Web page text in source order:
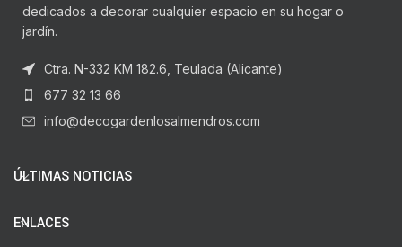
dedicados a decorar cualquier espacio en su hogar o
jardín.
Ctra. N-332 KM 182.6, Teulada (Alicante)
677 32 13 66
info@decogardenlosalmendros.com
ÚLTIMAS NOTICIAS
ENLACES